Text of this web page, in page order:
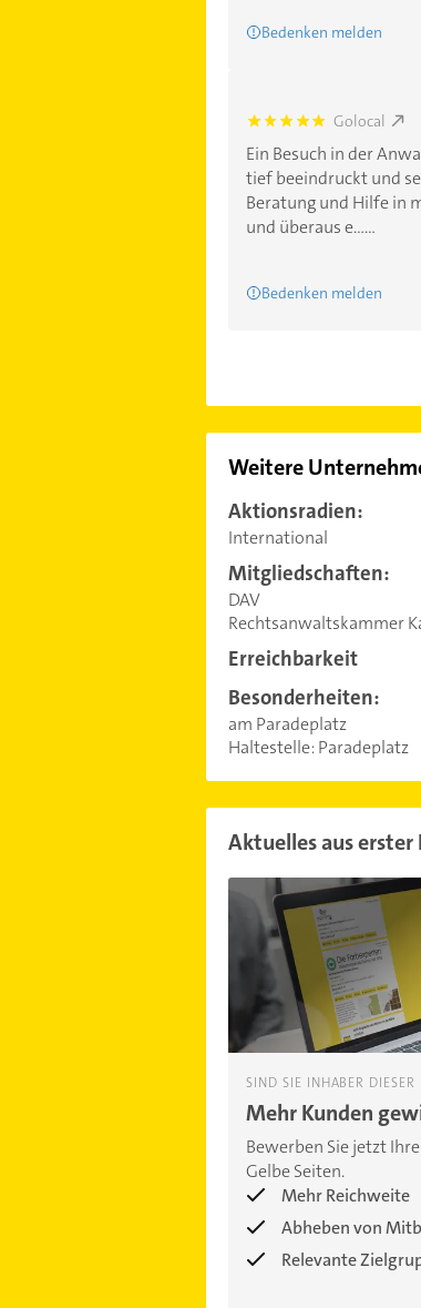
Bedenken melden
5.0 Golocal
Ein Besuch in der
tief beeindruckt und
Beratung und Hilfe in
und überaus e......
Bedenken melden
Weitere
Aktionsradien:
International
Mitgliedschaften:
DAV
Rechtsanwaltskammer
Erreichbarkeit
Besonderheiten:
am Paradeplatz
Haltestelle: Paradeplatz
Aktuelles aus erster
SIND SIE INHABER DIESER
Mehr Kunden
Bewerben Sie jetzt
Gelbe Seiten.
Mehr Reichweite
Abheben von
Relevante